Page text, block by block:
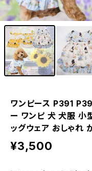
ワンピース P391
ー ワンピ 犬 犬服 小
ッグウェア おしゃれ
¥3,500